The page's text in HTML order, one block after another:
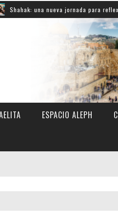
una nueva jornada para reflexionar
ESPACIO ALEPH